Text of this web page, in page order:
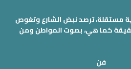
مستقلة، ترصد نبض الشارع وتغوص
كما هي، بصوت المواطن ومن
فن